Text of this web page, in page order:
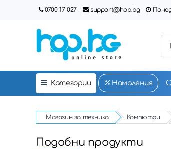
0700 17 027 support@hop.bg
Категории Намаления
Магазин за техника Компютри
Подобни продукти